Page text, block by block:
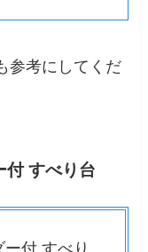
参考にしてくだ
すべり台